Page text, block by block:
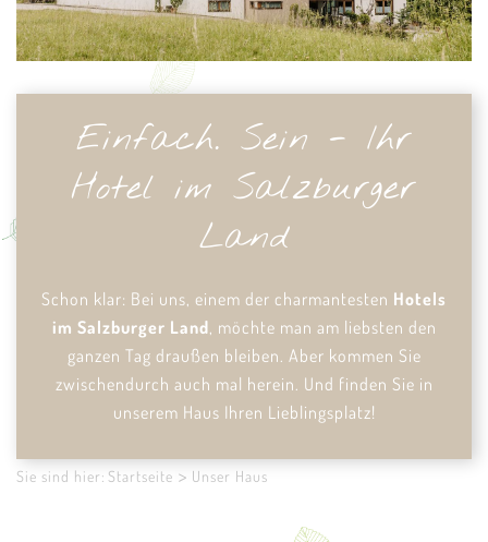
Einfach. Sein - Ihr
Hotel im Salzburger
Land
Schon klar: Bei uns, einem der charmantesten Hotels
im Salzburger Land , möchte man am liebsten den
ganzen Tag draußen bleiben. Aber kommen Sie
zwischendurch auch mal herein. Und finden Sie in
unserem Haus Ihren Lieblingsplatz!
Sie sind hier: Startseite Unser Haus